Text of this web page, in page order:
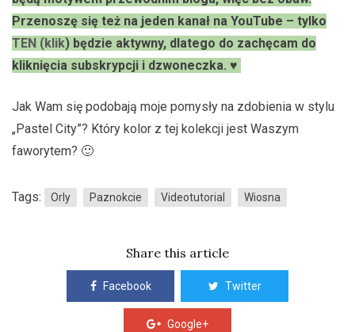
Przenoszę się też na jeden kanał na YouTube – tylko
TEN (klik) będzie aktywny, dlatego do zachęcam do
kliknięcia subskrypcji i dzwoneczka. ♥
Jak Wam się podobają moje pomysły na zdobienia w stylu
„Pastel City”? Który kolor z tej kolekcji jest Waszym
faworytem? 🙂
Tags: Orly Paznokcie Videotutorial Wiosna
Share this article
Facebook Twitter
Google+